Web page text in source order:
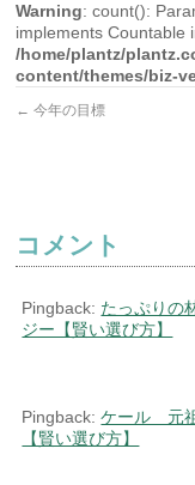
Warning: count():
implements Countable
/home/plantz/
content/themes/biz-
← 今年の目標
コメント
Pingback: たっぷりの
ジー【賢い選び方】
Pingback:ケール 元
【賢い選び方】